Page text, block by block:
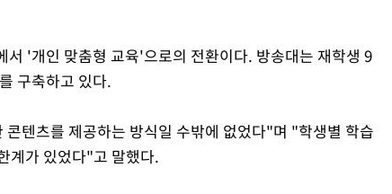
'개인 맞춤형 교육'으로의 전환이다. 방송대는 재학생 9
구축하고 있다.
텐츠를 제공하는 방식일 수밖에 없었다"며 "학생별 학습
계가 있었다"고 말했다.